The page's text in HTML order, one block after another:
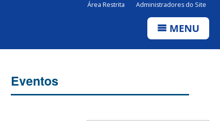
Área Restrita Administradores do Site
MENU
Eventos